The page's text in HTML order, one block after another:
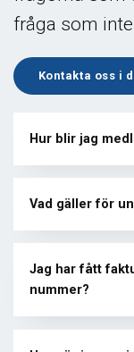
fråga som
Kontakta oss i
Hur blir jag
Vad gäller för
Jag har fått
nummer?